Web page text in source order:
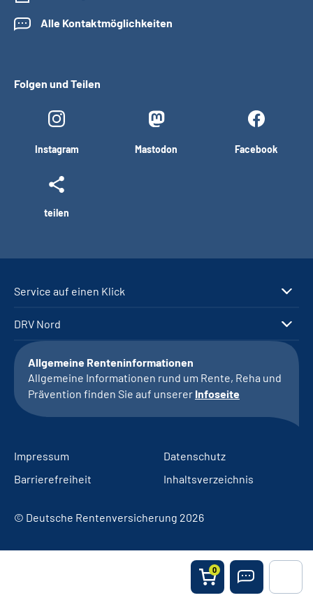
0
Alle Kontaktmöglichkeiten
Folgen und Teilen
Instagram Mastodon Facebook
teilen
Service auf einen Klick
DRV Nord
Allgemeine Renteninformationen
Allgemeine Informationen rund um Rente, Reha und
Prävention finden Sie auf unserer Infoseite
Impressum
Datenschutz
Barrierefreiheit
Inhaltsverzeichnis
© Deutsche Rentenversicherung 2026